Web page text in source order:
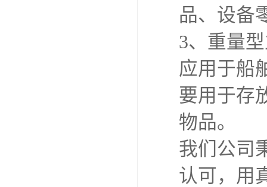
品、设备
3、重量
应用于船
要用于存
物品。
我们公司
认可，用